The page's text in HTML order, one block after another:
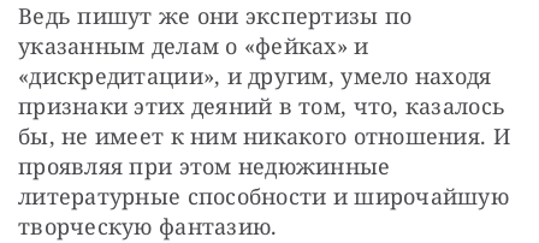
Ведь пишут же они экспертизы по
указанным делам о «фейках» и
«дискредитации», и другим, умело находя
признаки этих деяний в том, что, казалось
бы, не имеет к ним никакого отношения. И
проявляя при этом недюжинные
литературные способности и широчайшую
творческую фантазию.